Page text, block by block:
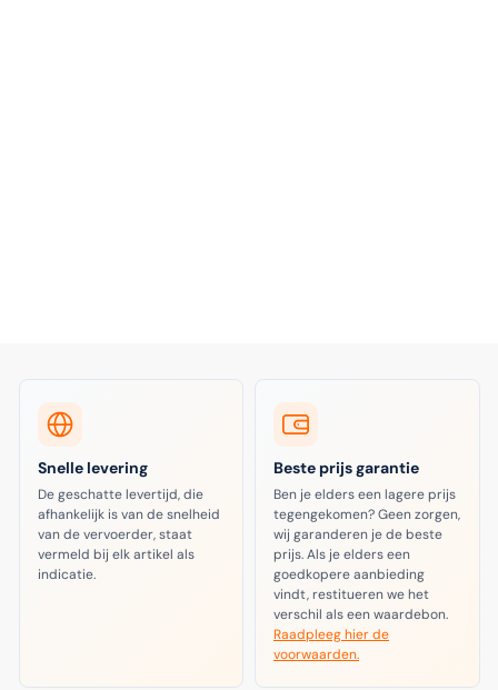
Snelle levering
De geschatte levertijd, die
afhankelijk is van de snelheid
van de vervoerder, staat
vermeld bij elk artikel als
indicatie.
Beste prijs garantie
Ben je elders een lagere prijs
tegengekomen? Geen zorgen,
wij garanderen je de beste
prijs. Als je elders een
goedkopere aanbieding
vindt, restitueren we het
verschil als een waardebon.
Raadpleeg hier de
voorwaarden.